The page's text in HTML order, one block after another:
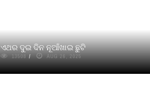
ଏଥର ଦୁଇ ଦିନ ନୂଆଁଖାଇ ଛୁଟି
13508 AUG 26, 2025